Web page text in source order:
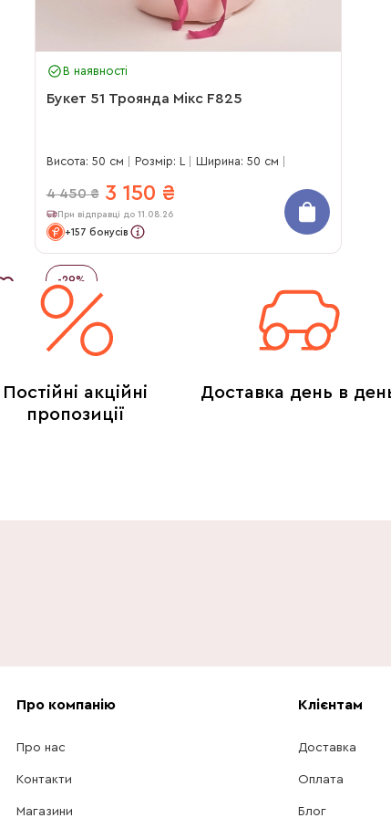
В наявності
Букет 51 Троянда Мікс F825
Висота: 50 см Розмір: L Ширина: 50 см
4 450 ₴ 3 150 ₴
При відправці до 11.08.26
+157 бонусів
-29%
Постійні акційні
пропозиції
Доставка день в
Про компанію
Про нас
Контакти
Магазини
Клієнтам
Доставка
Оплата
Блог